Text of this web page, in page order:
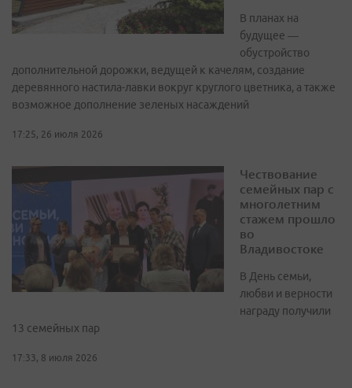
В планах на
будущее —
обустройство
дополнительной дорожки, ведущей к качелям, создание
деревянного настила-лавки вокруг круглого цветника, а также
возможное дополнение зеленых насаждений
17:25, 26 июля 2026
Чествование
семейных пар с
многолетним
стажем прошло
во
Владивостоке
В День семьи,
любви и верности
награду получили
13 семейных пар
17:33, 8 июля 2026